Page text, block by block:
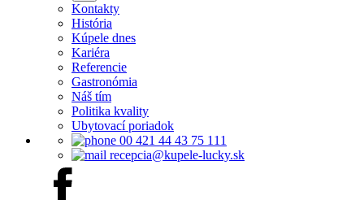
Kontakty
História
Kúpele dnes
Kariéra
Referencie
Gastronómia
Náš tím
Politika kvality
Ubytovací poriadok
00 421 44 43 75 111
recepcia@kupele-lucky.sk